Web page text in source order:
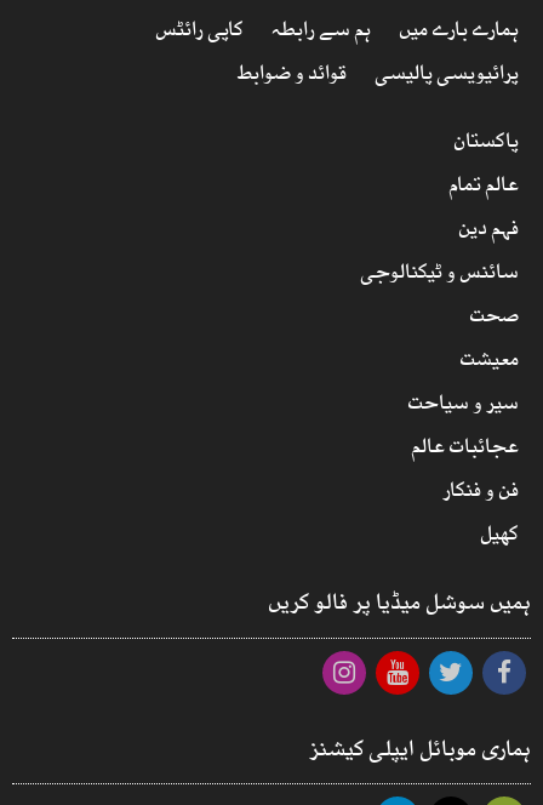
ہمارے بارے میں ہم سے رابطہ
کاپی رائٹس
پرائیویسی پالیسی
قوائد و ضوابط
پاکستان
عالم تمام
فہم دین
سائنس و ٹیکنالوجی
صحت
معیشت
سیر و سیاحت
عجائبات عالم
فن و فنکار
کھیل
ہمیں سوشل میڈیا پر فالو کریں
ہماری موبائل ایپلی کیشنز